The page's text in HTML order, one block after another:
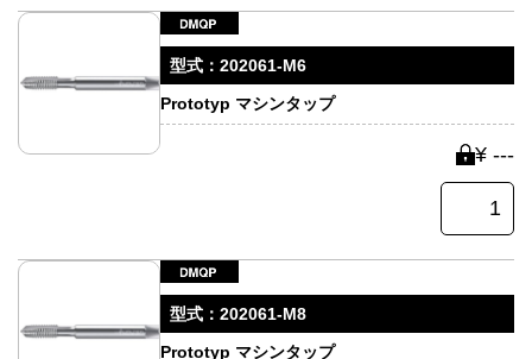
型式： 202061-M6
Prototyp マシンタップ
¥ ---
型式： 202061-M8
Prototyp マシンタップ